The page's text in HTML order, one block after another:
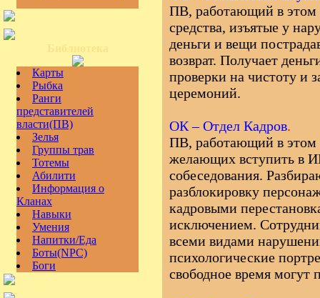
Карты
Рыбка
Ранги
представителей
власти(ПВ)
Зелья
Группы трав
Тотемы
Абилити
Информация о
Кланах
Навыки
Умения
Напитки/Еда
Боты(NPC)
Боги
ПВ, работающий в этом
средства, изъятые у
деньги и вещи
возврат. Получает
проверки на чистоту и
церемоний.
ОК – Отдел Кадров.
ПВ, работающий в этом
желающих вступить в
собеседования.
разблокировку
кадровыми
исключением.
всеми видами
психологические
свободное время могут